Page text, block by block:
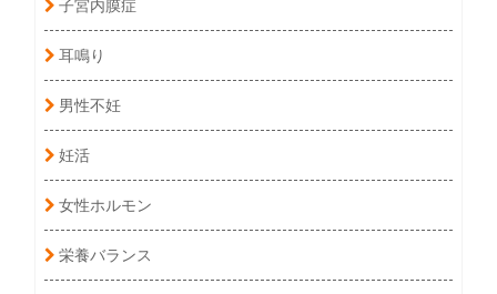
耳鳴り
男性不妊
妊活
女性ホルモン
栄養バランス